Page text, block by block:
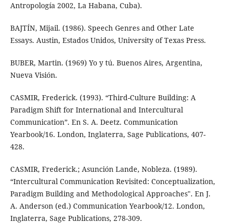
Antropología 2002, La Habana, Cuba).
BAJTÍN, Mijail. (1986). Speech Genres and Other Late
Essays. Austin, Estados Unidos, University of Texas Press.
BUBER, Martin. (1969) Yo y tú. Buenos Aires, Argentina,
Nueva Visión.
CASMIR, Frederick. (1993). “Third-Culture Building: A
Paradigm Shift for International and Intercultural
Communication”. En S. A. Deetz. Communication
Yearbook/16. London, Inglaterra, Sage Publications, 407-
428.
CASMIR, Frederick.; Asunción Lande, Nobleza. (1989).
“Intercultural Communication Revisited: Conceptualization,
Paradigm Building and Methodological Approaches". En J.
A. Anderson (ed.) Communication Yearbook/12. London,
Inglaterra, Sage Publications, 278-309.